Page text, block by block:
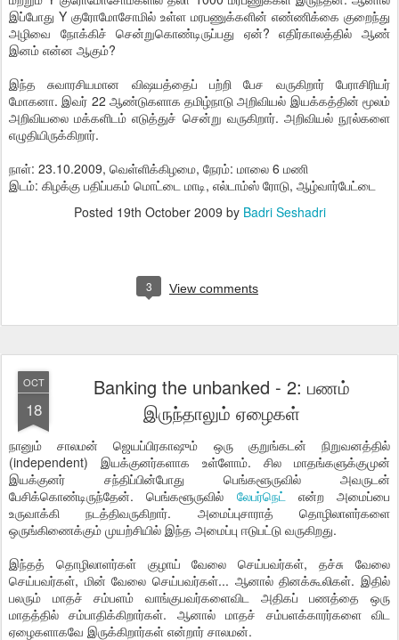
இப்போது Y குரோமோசோமில் உள்ள மரபணுக்களின் எண்ணிக்கை குறைந்து
அழிவை நோக்கிச் சென்றுகொண்டிருப்பது ஏன்? எதிர்காலத்தில் ஆண்
இனம் என்ன ஆகும்?
இந்த சுவாரசியமான விஷயத்தைப் பற்றி பேச வருகிறார் பேராசிரியர்
மோகனா. இவர் 22 ஆண்டுகளாக தமிழ்நாடு அறிவியல் இயக்கத்தின் மூலம்
அறிவியலை மக்களிடம் எடுத்துச் சென்று வருகிறார். அறிவியல் நூல்களை
எழுதியிருக்கிறார்.
நாள்: 23.10.2009, வெள்ளிக்கிழமை, நேரம்: மாலை 6 மணி
இடம்: கிழக்கு பதிப்பகம் மொட்டை மாடி, எல்டாம்ஸ் ரோடு, ஆழ்வார்பேட்டை
Posted 19th October 2009 by Badri Seshadri
3 View comments
OCT
18
Banking the unbanked - 2: பணம்
இருந்தாலும் ஏழைகள்
நானும் சாலமன் ஜெயப்பிரகாஷும் ஒரு குறுங்கடன் நிறுவனத்தில்
(independent) இயக்குனர்களாக உள்ளோம். சில மாதங்களுக்குமுன்
இயக்குனர் சந்திப்பின்போது பெங்களூருவில் அவருடன்
பேசிக்கொண்டிருந்தேன். பெங்களூருவில் லேபர்நெட்என்ற அமைப்பை
உருவாக்கி நடத்திவருகிறார். அமைப்புசாராத் தொழிலாளர்களை
ஒருங்கிணைக்கும் முயற்சியில் இந்த அமைப்பு ஈடுபட்டு வருகிறது.
இந்தத் தொழிலாளர்கள் குழாய் வேலை செய்பவர்கள், தச்சு வேலை
செய்பவர்கள், மின் வேலை செய்பவர்கள்... ஆனால் தினக்கூலிகள். இதில்
பலரும் மாதச் சம்பளம் வாங்குபவர்களைவிட அதிகப் பணத்தை ஒரு
மாதத்தில் சம்பாதிக்கிறார்கள். ஆனால் மாதச் சம்பளக்காரர்களை விட
ஏழைகளாகவே இருக்கிறார்கள் என்றார் சாலமன்.